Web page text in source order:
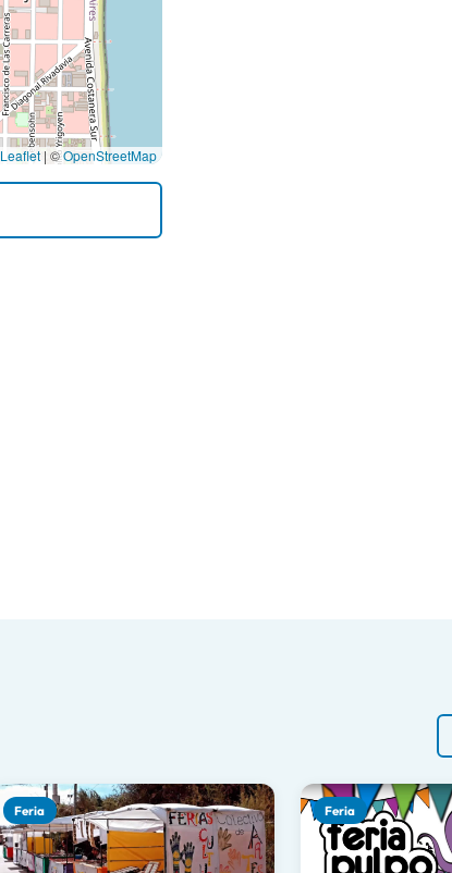
Leaflet | ©OpenStreetMap
Feria Feria